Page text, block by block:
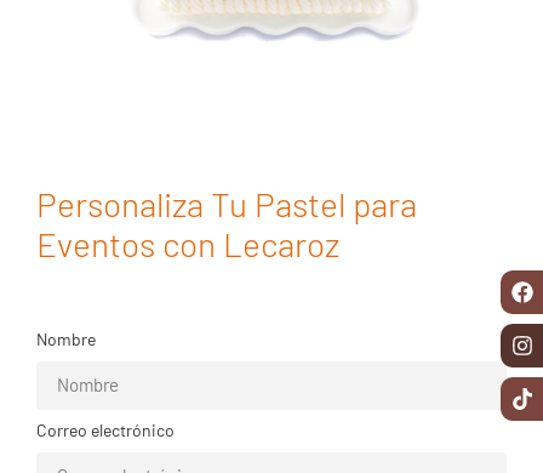
Personaliza Tu Pastel para
Eventos con Lecaroz
Nombre
Correo electrónico